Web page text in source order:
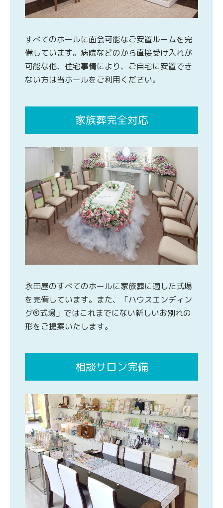
すべてのホールに面会可能なご安置ルームを完
備しています。病院などのから直接受け入れが
可能な他、住宅事情により、ご自宅に安置でき
ない方は当ホールをご利用ください。
家族葬完全対応
永田屋のすべてのホールに家族葬に適した式場
を完備しています。また、「ハウスエンディン
グ®式場」ではこれまでにない新しいお別れの
形をご提案いたします。
相談サロン完備